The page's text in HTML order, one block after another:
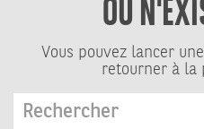
Vous pouvez lancer
retourner à la